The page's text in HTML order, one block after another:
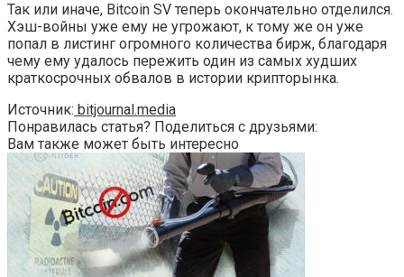
Так или иначе, Bitcoin SV теперь окончательно отделился.
Хэш-войны уже ему не угрожают, к тому же он уже
попал в листинг огромного количества бирж, благодаря
чему ему удалось пережить один из самых худших
краткосрочных обвалов в истории крипторынка.
Источник: bitjournal.media
Понравилась статья? Поделиться с друзьями:
Вам также может быть интересно